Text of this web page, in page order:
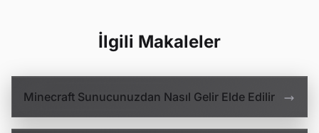
İlgili Makaleler
Minecraft Sunucunuzdan Nasıl Gelir Elde Edilir